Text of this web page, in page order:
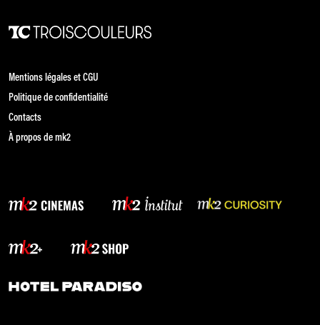
Mentions légales et CGU
Politique de confidentialité
Contacts
À propos de mk2